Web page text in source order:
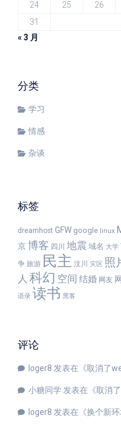
24
25 26
31
« 3 月
分类
学习
情感
杂谈
标签
dreamhost GFW google linux
京博客 四川 地震 域名 大学
争 旅游 民主 汶川 灾区 照
人 科幻 空间 结婚 网友
语录 读书 黑客
评论
loger8 发表在《取消了
小糖同学 发表在《取消
loger8 发表在《换个新环